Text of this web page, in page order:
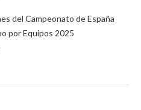
del Campeonato de España
por Equipos 2025